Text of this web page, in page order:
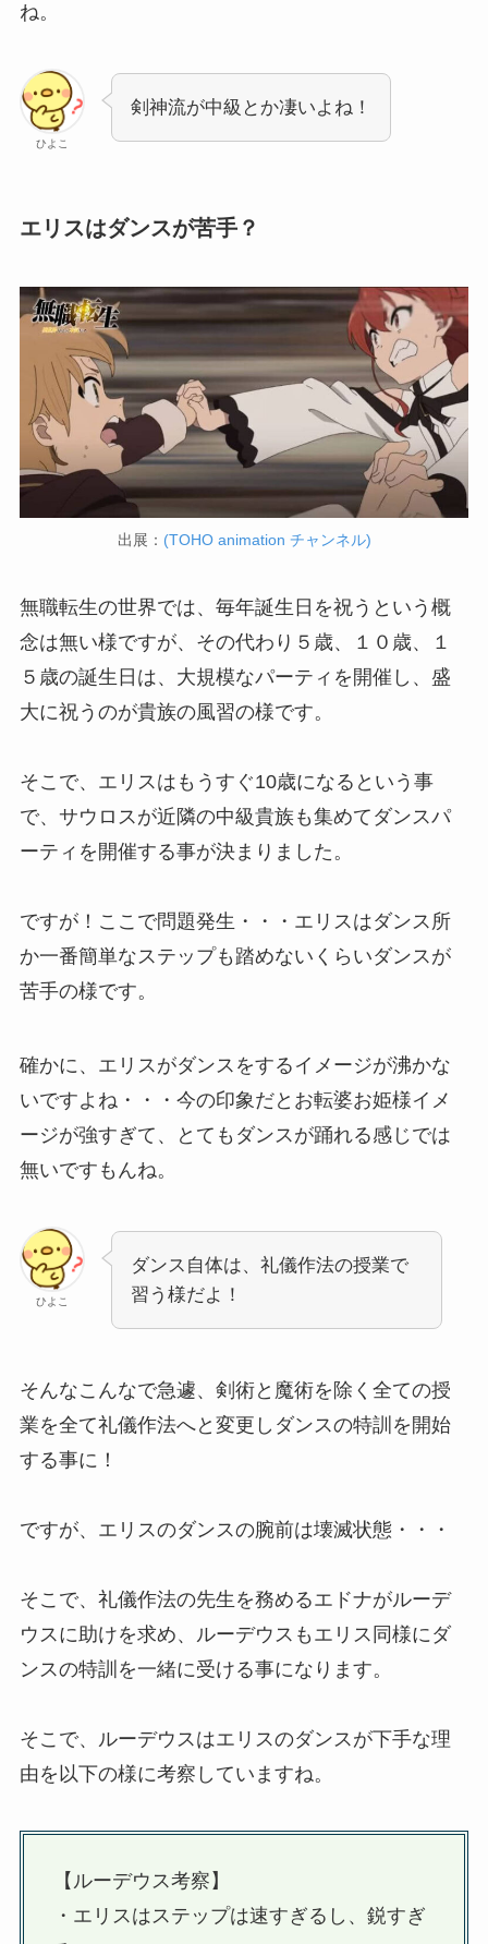
ね。
ひよこ
剣神流が中級とか凄いよね！
エリスはダンスが苦手？
出展： (TOHO animation チャンネル)
無職転生の世界では、毎年誕生日を祝うという概
念は無い様ですが、その代わり５歳、１０歳、１
５歳の誕生日は、大規模なパーティを開催し、盛
大に祝うのが貴族の風習の様です。
そこで、エリスはもうすぐ10歳になるという事
で、サウロスが近隣の中級貴族も集めてダンスパ
ーティを開催する事が決まりました。
ですが！ここで問題発生・・・エリスはダンス所
か一番簡単なステップも踏めないくらいダンスが
苦手の様です。
確かに、エリスがダンスをするイメージが沸かな
いですよね・・・今の印象だとお転婆お姫様イメ
ージが強すぎて、とてもダンスが踊れる感じでは
無いですもんね。
ひよこ
ダンス自体は、礼儀作法の授業で
習う様だよ！
そんなこんなで急遽、剣術と魔術を除く全ての授
業を全て礼儀作法へと変更しダンスの特訓を開始
する事に！
ですが、エリスのダンスの腕前は壊滅状態・・・
そこで、礼儀作法の先生を務めるエドナがルーデ
ウスに助けを求め、ルーデウスもエリス同様にダ
ンスの特訓を一緒に受ける事になります。
そこで、ルーデウスはエリスのダンスが下手な理
由を以下の様に考察していますね。
【ルーデウス考察】
・エリスはステップは速すぎるし、鋭すぎ